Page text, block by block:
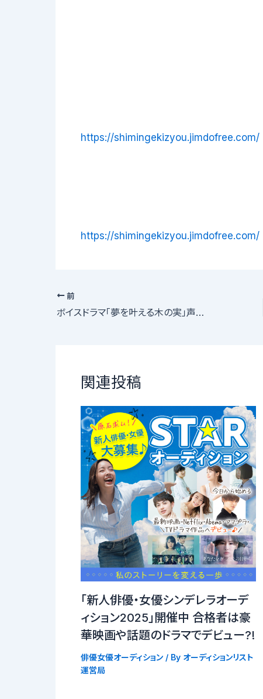
https://shimingekizyou.jimdofree.com/
https://shimingekizyou.jimdofree.com/
前
ボイスドラマ「夢を叶える木の実」声優オーディション
関連投稿
「新人俳優・女優シンデレラオーデ
ィション2025」開催中 合格者は豪
華映画や話題のドラマでデビュー?!
俳優女優オーディション/ By オーディションリスト
運営局